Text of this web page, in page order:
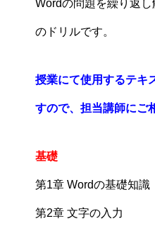
Wordの問題を繰り返
のドリルです。
授業にて使用するテキ
すので、担当講師にご
基礎
第1章 Wordの基礎知識
第2章 文字の入力